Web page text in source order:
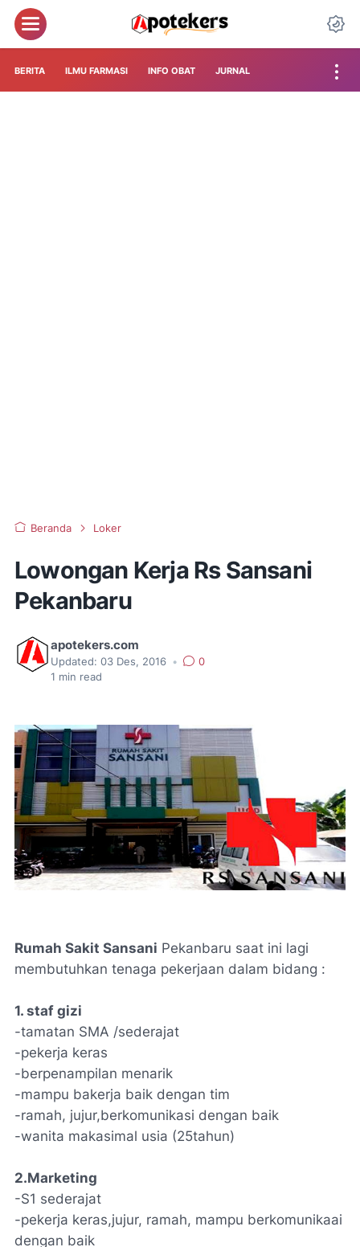
BERITA ILMU FARMASI INFO OBAT JURNAL
Beranda Loker
Lowongan Kerja Rs Sansani
Pekanbaru
apotekers.com
Updated: 03 Des, 2016 •
0
1 min read
Rumah Sakit Sansani Pekanbaru saat ini lagi
membutuhkan tenaga pekerjaan dalam bidang :
1. staf gizi
-tamatan SMA /sederajat
-pekerja keras
-berpenampilan menarik
-mampu bakerja baik dengan tim
-ramah, jujur,berkomunikasi dengan baik
-wanita makasimal usia (25tahun)
2.Marketing
-S1 sederajat
-pekerja keras,jujur, ramah, mampu berkomunikaai
dengan baik